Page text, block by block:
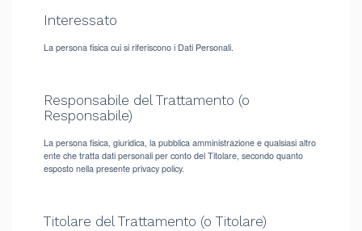
Interessato
La persona fisica cui si riferiscono i Dati Personali.
Responsabile del Trattamento (o
Responsabile)
La persona fisica, giuridica, la pubblica amministrazione e qualsiasi altro
ente che tratta dati personali per conto del Titolare, secondo quanto
esposto nella presente privacy policy.
Titolare del Trattamento (o Titolare)